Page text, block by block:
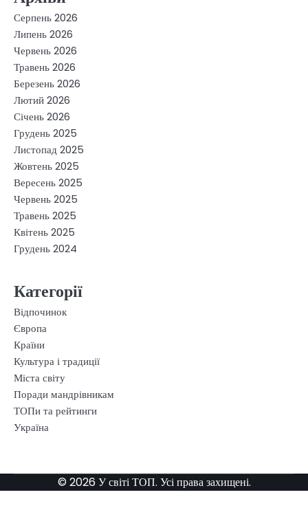
Серпень 2026
Липень 2026
Червень 2026
Травень 2026
Березень 2026
Лютий 2026
Січень 2026
Грудень 2025
Листопад 2025
Жовтень 2025
Вересень 2025
Червень 2025
Травень 2025
Квітень 2025
Грудень 2024
Категорії
Відпочинок
Європа
Країни
Культура і традиції
Міста світу
Поради мандрівникам
ТОПи та рейтинги
Україна
© 2026 У світі ТОП. Усі права захищені.